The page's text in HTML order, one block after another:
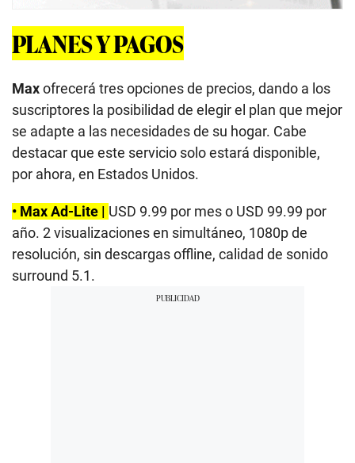
PLANES Y PAGOS
Maxofrecerá tres opciones de precios, dando a los
suscriptores la posibilidad de elegir el plan que mejor
se adapte a las necesidades de su hogar. Cabe
destacar que este servicio solo estará disponible,
por ahora, en Estados Unidos.
• Max Ad-Lite | USD 9.99 por mes o USD 99.99 por
año. 2 visualizaciones en simultáneo, 1080p de
resolución, sin descargas offline, calidad de sonido
surround 5.1.